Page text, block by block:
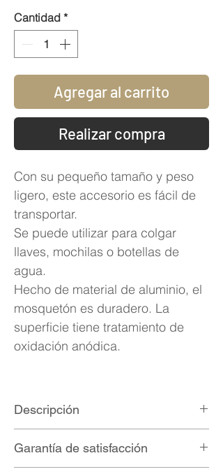
Cantidad *
Agregar al carrito
Realizar compra
Con su pequeño tamaño y peso
ligero, este accesorio es fácil de
transportar.
Se puede utilizar para colgar
llaves, mochilas o botellas de
agua.
Hecho de material de aluminio, el
mosquetón es duradero. La
superficie tiene tratamiento de
oxidación anódica.
Descripción
Medidas: 6 x 4.2
Garantía de satisfacción